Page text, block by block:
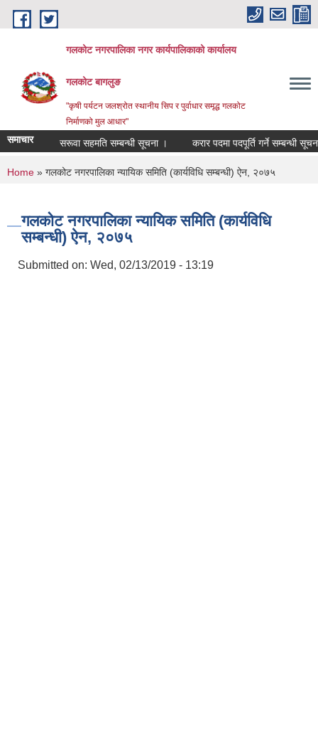
Skip to main content
गलकोट नगरपालिका नगर कार्यपालिकाको कार्यालय
गलकोट बागलुङ
"कृषी पर्यटन जलश्रोत स्थानीय सिप र पुर्वाधार समृद्ध गलकोट
निर्माणको मुल आधार"
समाचार सरूवा सहमति सम्बन्धी सूचना । करार पदमा पदपूर्ति गर्ने सम्बन्धी सूचना
You are here
Home » गलकोट नगरपालिका न्यायिक समिति (कार्यविधि सम्बन्धी) ऐन, २०७५
गलकोट नगरपालिका न्यायिक समिति (कार्यविधि
सम्बन्धी) ऐन, २०७५
Submitted on: Wed, 02/13/2019 - 13:19